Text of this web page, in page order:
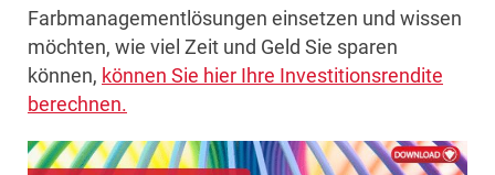
Farbmanagementlösungen einsetzen und wissen
möchten, wie viel Zeit und Geld Sie sparen
können, können Sie hier Ihre Investitionsrendite
berechnen.